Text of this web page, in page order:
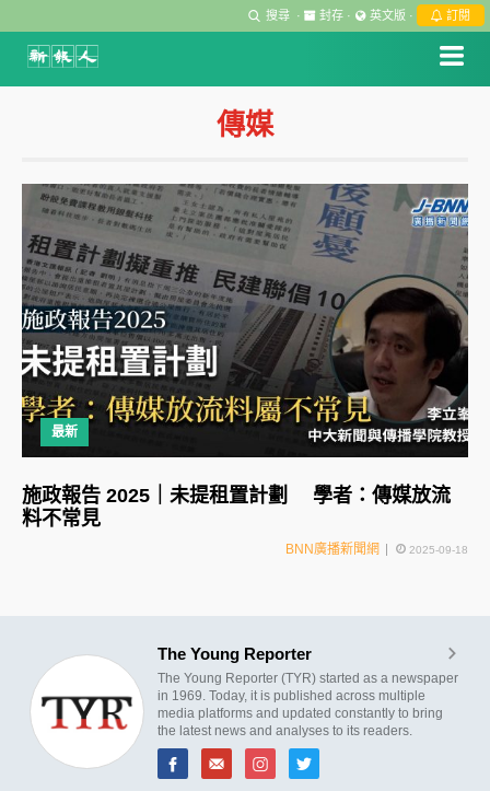
搜尋 · 封存 · 英文版 · 訂閱
傳媒
最新
施政報告 2025｜未提租置計劃 學者：傳媒放流
料不常見
BNN廣播新聞網 2025-09-18
The Young Reporter
The Young Reporter (TYR) started as a newspaper
in 1969. Today, it is published across multiple
media platforms and updated constantly to bring
the latest news and analyses to its readers.